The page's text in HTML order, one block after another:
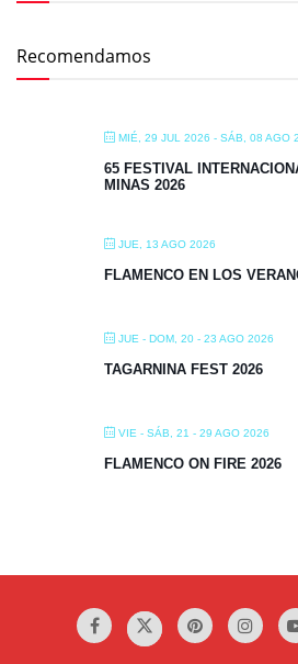
Recomendamos
MIÉ, 29 JUL 2026 - SÁB, 08 AGO
65 FESTIVAL
MINAS 2026
JUE, 13 AGO 2026
FLAMENCO EN LOS
JUE - DOM, 20 - 23 AGO 2026
TAGARNINA FEST 2026
VIE - SÁB, 21 - 29 AGO 2026
FLAMENCO ON FIRE 2026